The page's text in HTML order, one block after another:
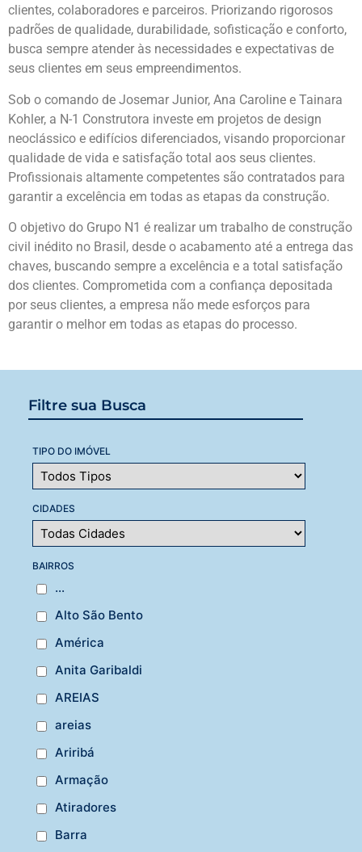
Filtre sua Busca
TIPO DO IMÓVEL
CIDADES
BAIRROS
...
Alto São Bento
América
Anita Garibaldi
AREIAS
areias
Ariribá
Armação
Atiradores
Barra
clientes, colaboradores e parceiros. Priorizando rigorosos
padrões de qualidade, durabilidade, sofisticação e conforto,
busca sempre atender às necessidades e expectativas de
seus clientes em seus empreendimentos.
Sob o comando de Josemar Junior, Ana Caroline e Tainara
Kohler, a N-1 Construtora investe em projetos de design
neoclássico e edifícios diferenciados, visando proporcionar
qualidade de vida e satisfação total aos seus clientes.
Profissionais altamente competentes são contratados para
garantir a excelência em todas as etapas da construção.
O objetivo do Grupo N1 é realizar um trabalho de construção
civil inédito no Brasil, desde o acabamento até a entrega das
chaves, buscando sempre a excelência e a total satisfação
dos clientes. Comprometida com a confiança depositada
por seus clientes, a empresa não mede esforços para
garantir o melhor em todas as etapas do processo.